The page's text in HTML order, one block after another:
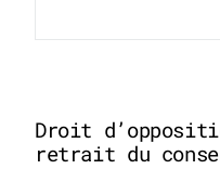
Droit
retrait du